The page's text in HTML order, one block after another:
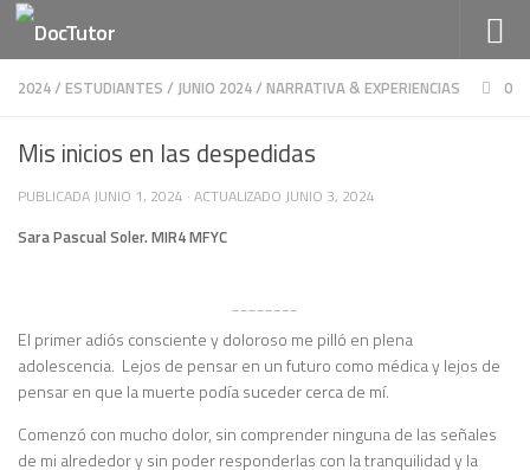
Saltar al contenido
2024/ ESTUDIANTES / JUNIO 2024/ NARRATIVA & EXPERIENCIAS 0
Mis inicios en las despedidas
PUBLICADA JUNIO 1, 2024 · ACTUALIZADO JUNIO 3, 2024
Sara Pascual Soler. MIR4 MFYC
El primer adiós consciente y doloroso me pilló en plena
adolescencia. Lejos de pensar en un futuro como médica y lejos de
pensar en que la muerte podía suceder cerca de mí.
Comenzó con mucho dolor, sin comprender ninguna de las señales
de mi alrededor y sin poder responderlas con la tranquilidad y la